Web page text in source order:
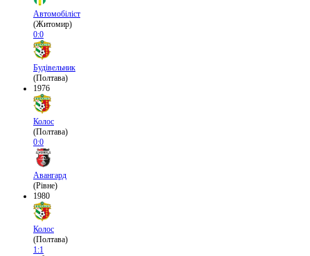
Автомобіліст
(Житомир)
0:0
Будівельник
(Полтава)
1976
Колос
(Полтава)
0:0
Авангард
(Рівне)
1980
Колос
(Полтава)
1:1